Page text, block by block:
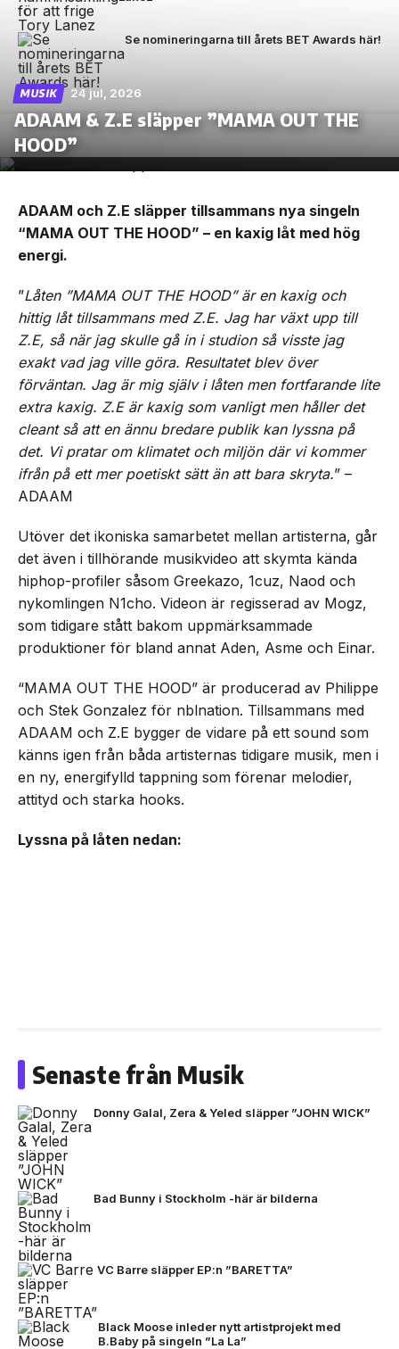
Se nomineringarna till årets BET Awards här!
MUSIK 24 jul, 2026
ADAAM & Z.E släpper ”MAMA OUT THE
HOOD”
ADAAM och Z.E släpper tillsammans nya singeln
“MAMA OUT THE HOOD” – en kaxig låt med hög
energi.
”Låten ”MAMA OUT THE HOOD” är en kaxig och
hittig låt tillsammans med Z.E. Jag har växt upp till
Z.E, så när jag skulle gå in i studion så visste jag
exakt vad jag ville göra. Resultatet blev över
förväntan. Jag är mig själv i låten men fortfarande lite
extra kaxig. Z.E är kaxig som vanligt men håller det
cleant så att en ännu bredare publik kan lyssna på
det. Vi pratar om klimatet och miljön där vi kommer
ifrån på ett mer poetiskt sätt än att bara skryta.” –
ADAAM
Utöver det ikoniska samarbetet mellan artisterna, går
det även i tillhörande musikvideo att skymta kända
hiphop-profiler såsom Greekazo, 1cuz, Naod och
nykomlingen N1cho. Videon är regisserad av Mogz,
som tidigare stått bakom uppmärksammade
produktioner för bland annat Aden, Asme och Einar.
“MAMA OUT THE HOOD” är producerad av Philippe
och Stek Gonzalez för nblnation. Tillsammans med
ADAAM och Z.E bygger de vidare på ett sound som
känns igen från båda artisternas tidigare musik, men i
en ny, energifylld tappning som förenar melodier,
attityd och starka hooks.
Lyssna på låten nedan:
Senaste från Musik
Donny Galal, Zera & Yeled släpper ”JOHN WICK”
Bad Bunny i Stockholm -här är bilderna
VC Barre släpper EP:n ”BARETTA”
Black Moose inleder nytt artistprojekt med
B.Baby på singeln ”La La”